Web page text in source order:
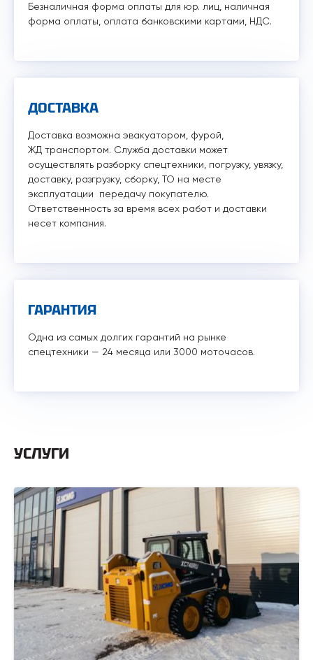
Безналичная форма оплаты для юр. лиц, наличная
форма оплаты, оплата банковскими картами, НДС.
ДОСТАВКА
Доставка возможна эвакуатором, фурой,
ЖД транспортом. Служба доставки может
осуществлять разборку спецтехники, погрузку, увязку,
доставку, разгрузку, сборку, ТО на месте
эксплуатации передачу покупателю.
Ответственность за время всех работ и доставки
несет компания.
ГАРАНТИЯ
Одна из самых долгих гарантий на рынке
спецтехники — 24 месяца или 3000 моточасов.
УСЛУГИ